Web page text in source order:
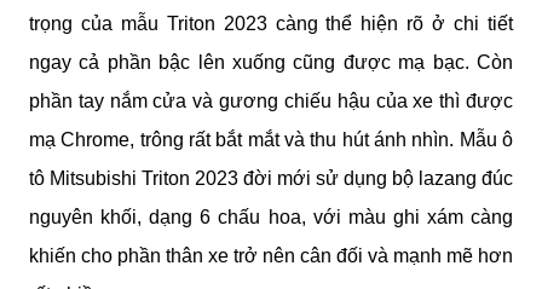
trọng của mẫu Triton 2023 càng thể hiện rõ ở chi tiết
ngay cả phần bậc lên xuống cũng được mạ bạc. Còn
phần tay nắm cửa và gương chiếu hậu của xe thì được
mạ Chrome, trông rất bắt mắt và thu hút ánh nhìn. Mẫu ô
tô Mitsubishi Triton 2023 đời mới sử dụng bộ lazang đúc
nguyên khối, dạng 6 chấu hoa, với màu ghi xám càng
khiến cho phần thân xe trở nên cân đối và mạnh mẽ hơn